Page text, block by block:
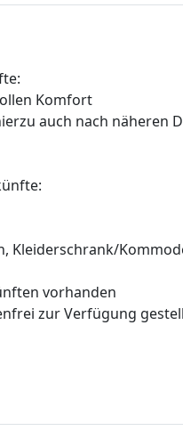
Komfort
auch nach näheren
Kleiderschrank/
vorhanden
zur Verfügung